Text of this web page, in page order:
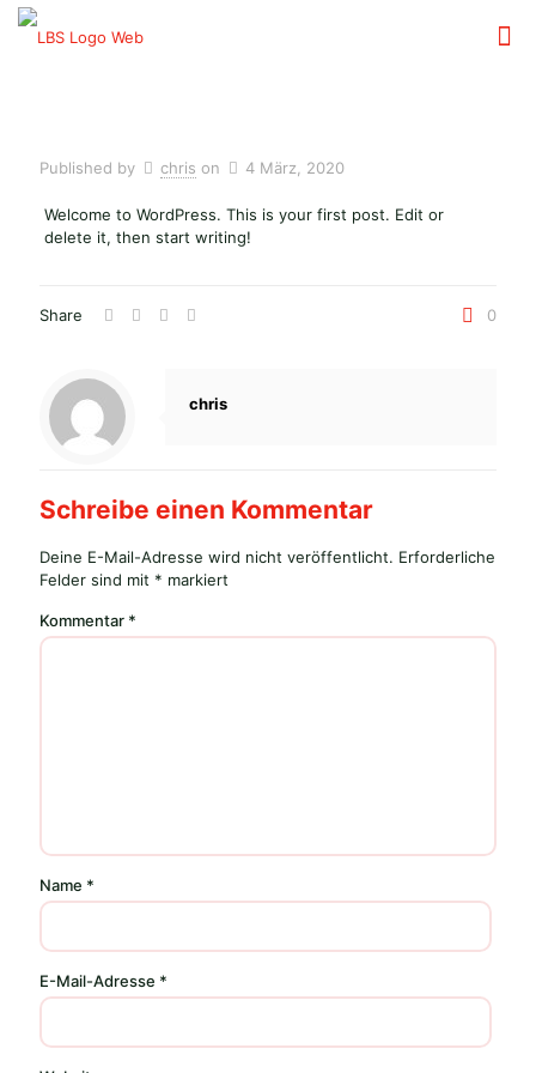
Published by chris on 4 März, 2020
Welcome to WordPress. This is your first post. Edit or
delete it, then start writing!
Share 0
chris
Schreibe einen Kommentar
Deine E-Mail-Adresse wird nicht veröffentlicht. Erforderliche
Felder sind mit * markiert
Kommentar *
Name *
E-Mail-Adresse *